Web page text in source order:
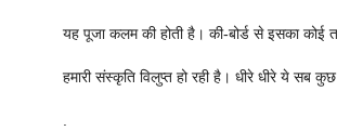
यह पूजा कलम की होती है। की-बोर्ड से इसका कोई
हमारी संस्कृति विलुप्त हो रही है। धीरे धीरे ये सब
.